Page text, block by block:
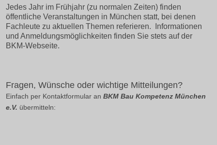
Jedes Jahr im Frühjahr (zu normalen Zeiten) finden
öffentliche Veranstaltungen in München statt, bei denen
Fachleute zu aktuellen Themen referieren. Informationen
und Anmeldungsmöglichkeiten finden Sie stets auf der
BKM-Webseite.
Fragen, Wünsche oder wichtige Mitteilungen?
Einfach per Kontaktformular an BKM Bau Kompetenz München
e.V. übermitteln: